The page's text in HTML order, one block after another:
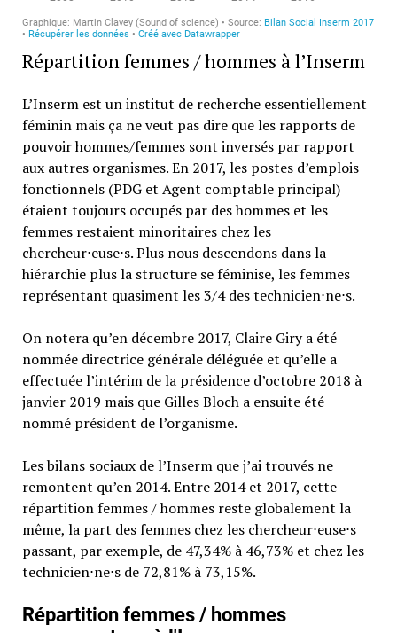
Répartition femmes / hommes à l’Inserm
L’Inserm est un institut de recherche essentiellement
féminin mais ça ne veut pas dire que les rapports de
pouvoir hommes/femmes sont inversés par rapport
aux autres organismes. En 2017, les postes d’emplois
fonctionnels (PDG et Agent comptable principal)
étaient toujours occupés par des hommes et les
femmes restaient minoritaires chez les
chercheur⋅euse⋅s. Plus nous descendons dans la
hiérarchie plus la structure se féminise, les femmes
représentant quasiment les 3/4 des technicien⋅ne⋅s.
On notera qu’en décembre 2017, Claire Giry a été
nommée directrice générale déléguée et qu’elle a
effectuée l’intérim de la présidence d’octobre 2018 à
janvier 2019 mais que Gilles Bloch a ensuite été
nommé président de l’organisme.
Les bilans sociaux de l’Inserm que j’ai trouvés ne
remontent qu’en 2014. Entre 2014 et 2017, cette
répartition femmes / hommes reste globalement la
même, la part des femmes chez les chercheur⋅euse⋅s
passant, par exemple, de 47,34% à 46,73% et chez les
technicien⋅ne⋅s de 72,81% à 73,15%.